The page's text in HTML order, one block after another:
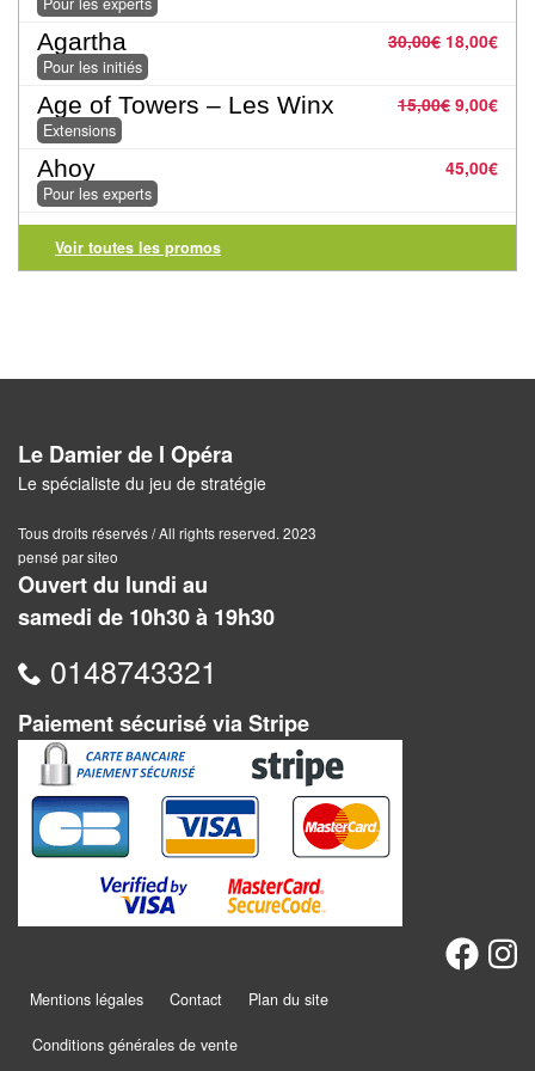
Pour
2
Joueurs
Ambiance
Coopératif
Gestion
Jeux
évolutifs
Jeux
abstraits
Extensions
Casse-
Accessoires
Backgammon
traditionnels
Jeu
de
30,00€ 18,00€
Agartha
Pour les initiés
15,00€ 9,00€
Age of Towers – Les Winx
Extensions
45,00€
Ahoy
Pour les experts
Voir toutes les promos
Le Damier de l Opéra
Le spécialiste du jeu de stratégie
Tous droits réservés / All rights reserved. 2023
pensé par siteo
Ouvert du lundi au
samedi de 10h30 à 19h30
0148743321
Paiement sécurisé via Stripe
Mentions légales Contact Plan du site
Conditions générales de vente